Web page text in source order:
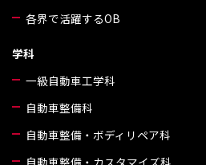
各界で活躍するOB
学科
一級自動車工学科
自動車整備科
自動車整備・ボディリペア科
自動車整備・カスタマイズ科